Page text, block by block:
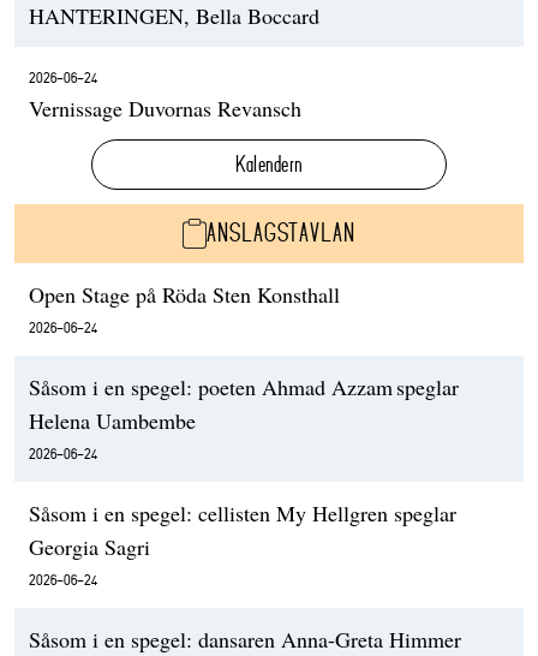
HANTERINGEN, Bella Boccard
2026-06-24
Vernissage Duvornas Revansch
Kalendern
ANSLAGSTAVLAN
Open Stage på Röda Sten Konsthall
2026-06-24
Såsom i en spegel: poeten Ahmad Azzam speglar
Helena Uambembe
2026-06-24
Såsom i en spegel: cellisten My Hellgren speglar
Georgia Sagri
2026-06-24
Såsom i en spegel: dansaren Anna-Greta Himmer